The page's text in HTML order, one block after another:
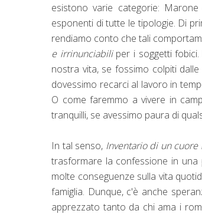
esistono varie categorie:
esponenti di tutte le tipologie. Di
rendiamo conto che tali
e irrinunciabiliper i soggetti fobici.
nostra vita, se fossimo colpiti
dovessimo recarci al lavoro in
O come faremmo a vivere in
tranquilli, se avessimo paura di
In tal senso, Inventario di un cuore
trasformare la confessione in una
molte conseguenze sulla vita
famiglia. Dunque, c'è anche
apprezzato tanto da chi ama i